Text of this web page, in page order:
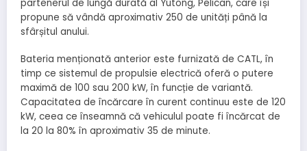
partenerul de lungă durată al Yutong, Pelican, care își
propune să vândă aproximativ 250 de unități până la
sfârșitul anului.
Bateria menționată anterior este furnizată de CATL, în
timp ce sistemul de propulsie electrică oferă o putere
maximă de 100 sau 200 kW, în funcție de variantă.
Capacitatea de încărcare în curent continuu este de 120
kW, ceea ce înseamnă că vehiculul poate fi încărcat de
la 20 la 80% în aproximativ 35 de minute.